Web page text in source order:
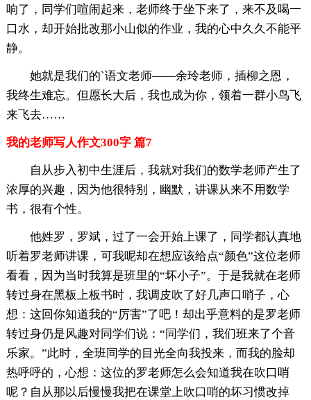
响了，同学们喧闹起来，老师终于坐下来了，来不及喝一
口水，却开始批改那小山似的作业，我的心中久久不能平
静。
她就是我们的`语文老师——余玲老师，插柳之恩，
我终生难忘。但愿长大后，我也成为你，领着一群小鸟飞
来飞去……
我的老师写人作文300字 篇7
自从步入初中生涯后，我就对我们的数学老师产生了
浓厚的兴趣，因为他很特别，幽默，讲课从来不用数学
书，很有个性。
他姓罗，罗斌，过了一会开始上课了，同学都认真地
听着罗老师讲课，可我呢却在想应该给点“颜色”这位老师
看看，因为当时我算是班里的“坏小子”。于是我就在老师
转过身在黑板上板书时，我调皮吹了好几声口哨子，心
想：这回你知道我的“厉害”了吧！却出乎意料的是罗老师
转过身仍是风趣对同学们说：“同学们，我们班来了个音
乐家。”此时，全班同学的目光全向我投来，而我的脸却
热呼呼的，心想：这位的罗老师怎么会知道我在吹口哨
呢？自从那以后慢慢我把在课堂上吹口哨的坏习惯改掉